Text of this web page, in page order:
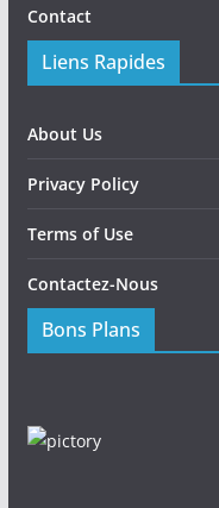
Contact
Liens Rapides
About Us
Privacy Policy
Terms of Use
Contactez-Nous
Bons Plans